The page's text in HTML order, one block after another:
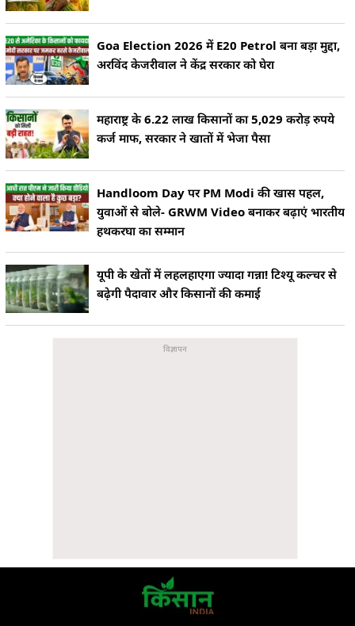
Goa Election 2026 में E20 Petrol बना बड़ा मुद्दा,
अरविंद केजरीवाल ने केंद्र सरकार को घेरा
महाराष्ट्र के 6.22 लाख किसानों का 5,029 करोड़ रुपये
कर्ज माफ, सरकार ने खातों में भेजा पैसा
Handloom Day पर PM Modi की खास पहल,
युवाओं से बोले- GRWM Video बनाकर बढ़ाएं भारतीय
हथकरघा का सम्मान
यूपी के खेतों में लहलहाएगा ज्यादा गन्ना! टिश्यू कल्चर से
बढ़ेगी पैदावार और किसानों की कमाई